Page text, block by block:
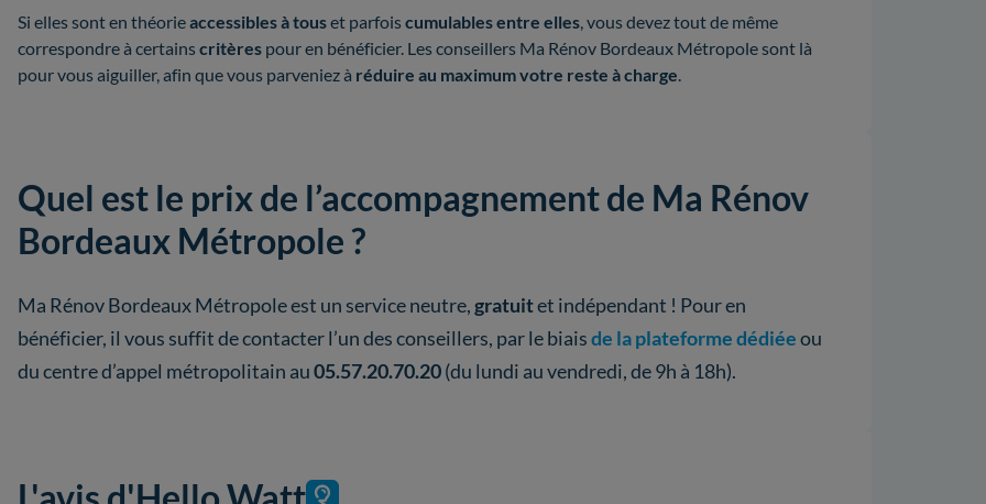
Si elles sont en théorieaccessibles à touset parfoiscumulables entre elles , vous devez tout de même
correspondre à certainscritères pour en bénéficier. Les conseillers Ma Rénov Bordeaux Métropole sont là
pour vous aiguiller, afin que vous parveniez à réduire au maximum votre reste à charge
Quel est le prix de l’accompagnement de Ma Rénov
Bordeaux Métropole ?
Ma Rénov Bordeaux Métropole est un service neutre,gratuitet indépendant ! Pour en
bénéficier, il vous suffit de contacter l’un des conseillers, par le biaisde la plateforme dédiéeou
du centre d’appel métropolitain au05.57.20.70.20(du lundi au vendredi, de 9h à 18h).